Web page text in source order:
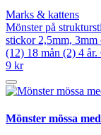
Marks & kattens
Mönster på
stickor 2,5mm, 3mm
(12) 18 mån (2) 4
9 kr
Mönster mössa